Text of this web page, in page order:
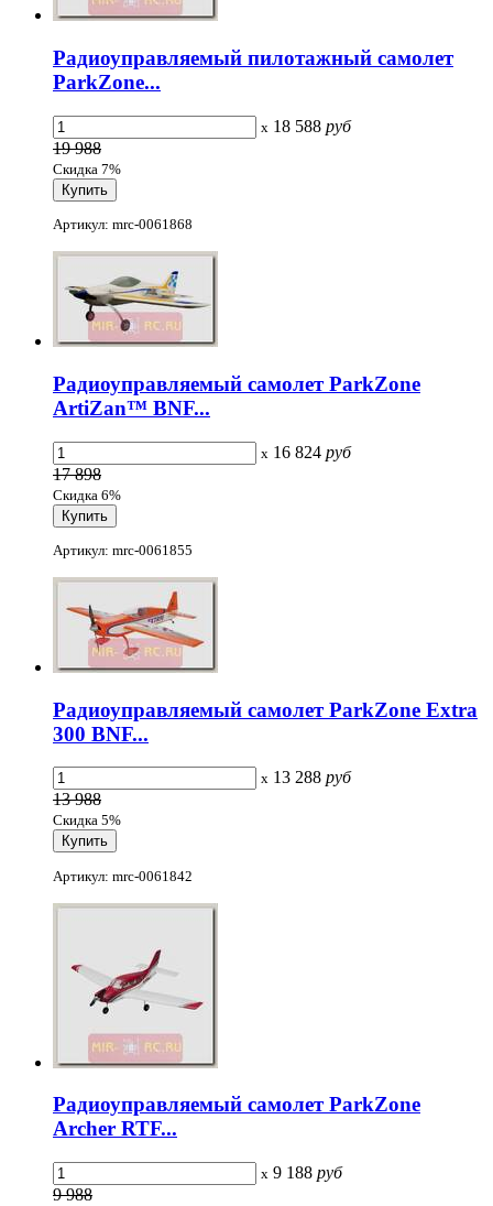
Радиоуправляемый пилотажный самолет
ParkZone...
x 18 588 руб
19 988
Скидка 7%
Артикул: mrc-0061868
Радиоуправляемый самолет ParkZone
ArtiZan™ BNF...
x 16 824 руб
17 898
Скидка 6%
Артикул: mrc-0061855
Радиоуправляемый самолет ParkZone Extra
300 BNF...
x 13 288 руб
13 988
Скидка 5%
Артикул: mrc-0061842
Радиоуправляемый самолет ParkZone
Archer RTF...
x 9 188 руб
9 988